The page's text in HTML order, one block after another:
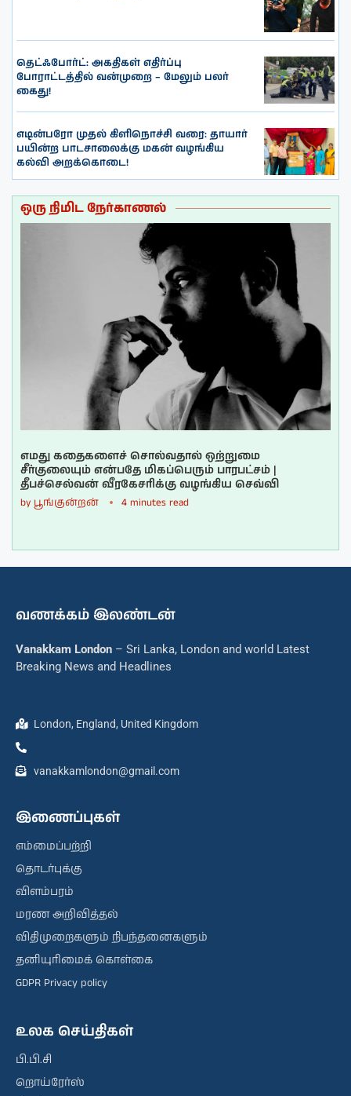
தெட்ஃபோர்ட்: அகதிகள் எதிர்ப்பு
போராட்டத்தில் வன்முறை – மேலும் பலர்
கைது!
எடின்பரோ முதல் கிளிநொச்சி வரை: தாயார்
பயின்ற பாடசாலைக்கு மகன் வழங்கிய
கல்வி அறக்கொடை!
ஒரு நிமிட நேர்காணல்
எமது கதைகளைச் சொல்வதால் ஒற்றுமை
சீர்குலையும் என்பதே மிகப்பெரும் பாரபட்சம் |
தீபச்செல்வன் வீரகேசரிக்கு வழங்கிய செவ்வி
by பூங்குன்றன் 4 minutes read
வணக்கம் இலண்டன்
Vanakkam London – Sri Lanka, London and world Latest
Breaking News and Headlines
London, England, United Kingdom
vanakkamlondon@gmail.com
இணைப்புகள்
எம்மைப்பற்றி
தொடர்புக்கு
விளம்பரம்
மரண அறிவித்தல்
விதிமுறைகளும் நிபந்தனைகளும்
தனியுரிமைக் கொள்கை
GDPR Privacy policy
உலக செய்திகள்
பி.பி.சி
றொய்ரேர்ஸ்